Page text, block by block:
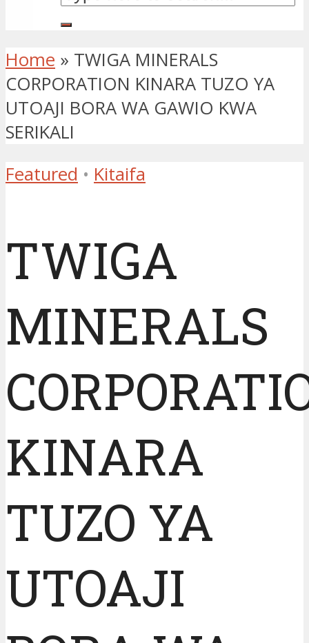
Home » TWIGA MINERALS
CORPORATION KINARA TUZO YA
UTOAJI BORA WA GAWIO KWA
SERIKALI
Featured • Kitaifa
TWIGA
MINERALS
KINARA
TUZO YA
UTOAJI